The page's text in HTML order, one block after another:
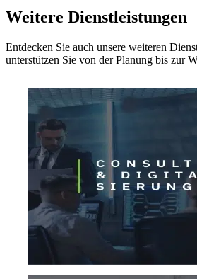
Weitere Dienstleistungen
Entdecken Sie auch unsere weiteren
unterstützen Sie von der Planung bis zur